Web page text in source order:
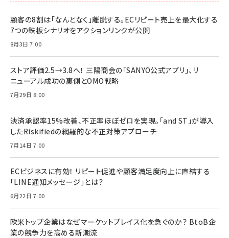
顧客の8割は「なんとなく」離脱する。ECリピート売上を最大化する
7つの鉄板シナリオをアクションリンクが公開
8月3日 7:00
ストア評価2.5→3.8へ！ 三陽商会の「SANYO公式アプリ」、リ
ニューアル成功の裏側とOMO戦略
7月29日 8:00
決済承認率15%改善、不正率ほぼゼロを実現。「and ST」が導入
したRiskifiedの網羅的な不正対策アプローチ
7月14日 7:00
ECビジネスに有効！ リピート促進や顧客満足度向上に直結する
「LINE通知メッセージ」とは？
6月22日 7:00
欧米トップ企業はなぜマーケットプレイス化を急ぐのか？ BtoB企
業の競争力を高める新潮流